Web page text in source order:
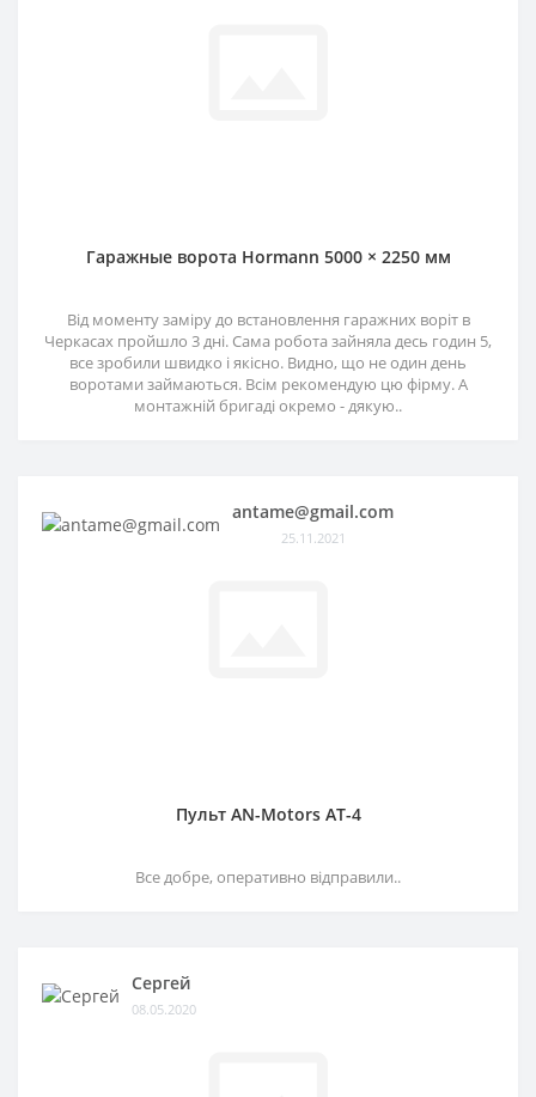
Гаражные ворота Hormann 5000 × 2250 мм
Від моменту заміру до встановлення гаражних воріт в
Черкасах пройшло 3 дні. Сама робота зайняла десь годин 5,
все зробили швидко і якісно. Видно, що не один день
воротами займаються. Всім рекомендую цю фірму. А
монтажній бригаді окремо - дякую..
antame@gmail.com
25.11.2021
Пульт AN-Motors AT-4
Все добре, оперативно відправили..
Сергей
08.05.2020